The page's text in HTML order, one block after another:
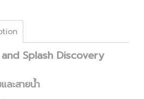
Splash Discovery
ละสายน้ำ